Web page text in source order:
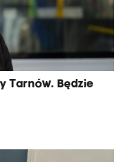
Tarnów. Będzie